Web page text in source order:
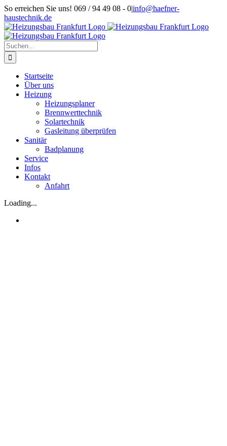
Zum
Inhalt
springen
So erreichen Sie uns! 069 / 94 49 08 - 0|info@haefner-
haustechnik.de
Suche
nach:
Startseite
Über uns
Heizung
Heizungsplaner
Brennwerttechnik
Solartechnik
Gasleitung überprüfen
Sanitär
Badplanung
Service
Infos
Kontakt
Anfahrt
Loading...